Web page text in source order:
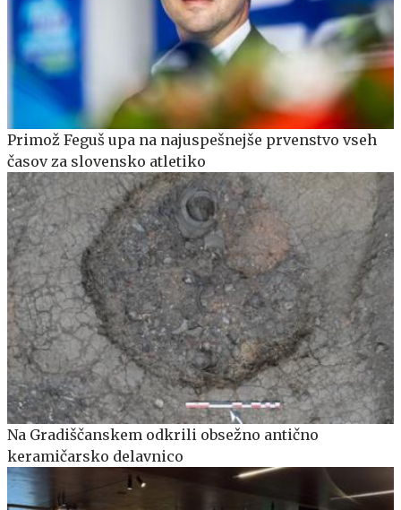
Primož Feguš upa na najuspešnejše prvenstvo vseh
časov za slovensko atletiko
Na Gradiščanskem odkrili obsežno antično
keramičarsko delavnico